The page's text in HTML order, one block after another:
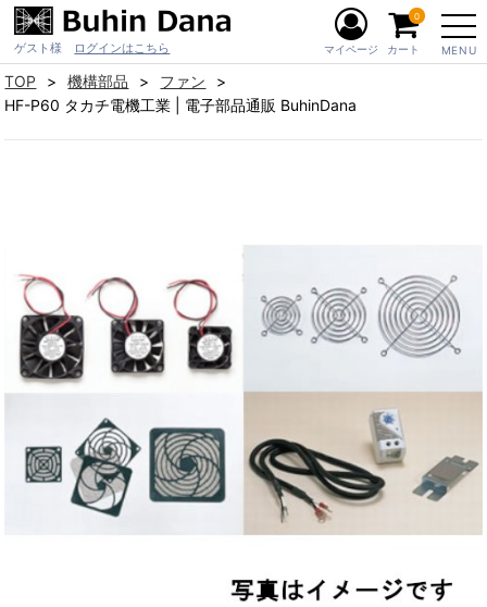
ゲスト様 ログインはこちら MENU
マイページ カート
0
TOP 機構部品
ファン
HF-P60 タカチ電機工業 | 電子部品通販 BuhinDana